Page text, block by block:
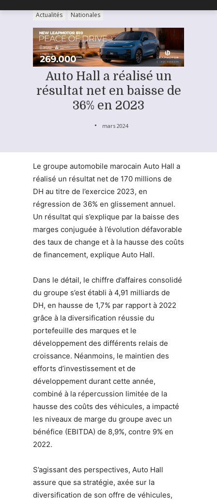
Actualités Nationales
Auto Hall a réalisé un
résultat net en baisse de
36% en 2023
mars 2024
Le groupe automobile marocain Auto Hall a
réalisé un résultat net de 170 millions de
DH au titre de l’exercice 2023, en
régression de 36% en glissement annuel.
Un résultat qui s’explique par la baisse des
marges conjuguée à l’évolution défavorable
des taux de change et à la hausse des coûts
de financement, explique Auto Hall.
Dans le détail, le chiffre d’affaires consolidé
du groupe s’est établi à 4,91 milliards de
DH, en hausse de 1,7% par rapport à 2022
grâce à la diversification réussie du
portefeuille des marques et le
développement des différents relais de
croissance. Néanmoins, le maintien des
efforts d’investissement et de
développement durant cette année,
combiné à la répercussion limitée de la
hausse des coûts des véhicules, a impacté
les niveaux de marge du groupe avec un
bénéfice (EBITDA) de 8,9%, contre 9% en
2022.
S’agissant des perspectives, Auto Hall
assure que sa stratégie, axée sur la
diversification de son offre de véhicules,